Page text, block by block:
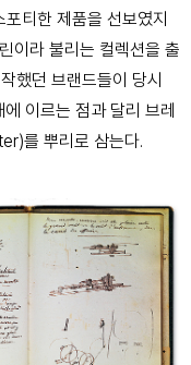
티한 제품을 선보였지
이라 불리는 컬렉션을 출
했던 브랜드들이 당시
이르는 점과 달리 브레
를 뿌리로 삼는다.